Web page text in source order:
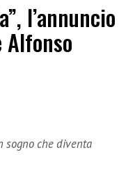
l’annuncio
sogno che diventa